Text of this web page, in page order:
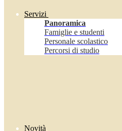
Servizi
Panoramica
Famiglie e studenti
Personale scolastico
Percorsi di studio
Novità